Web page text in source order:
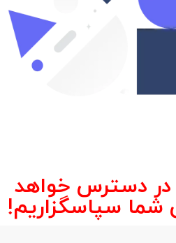
دسترس خواهد
شما سپاسگزاریم!